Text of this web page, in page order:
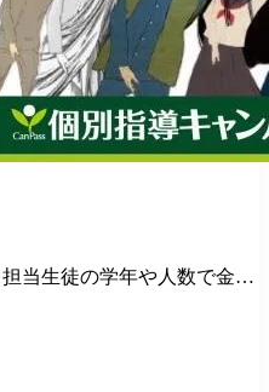
当生徒の学年や人数で金額